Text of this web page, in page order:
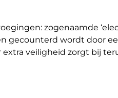
zogenaamde
gecounterd wordt door
veiligheid zorgt bij